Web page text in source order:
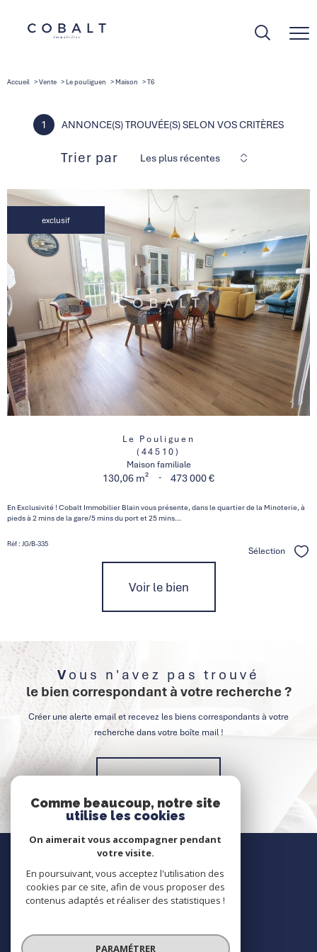
Accueil Vente Le pouliguen Maison T6
1 ANNONCE(S) TROUVÉE(S) SELON VOS CRITÈRES
Trier par Les plus récentes
exclusif
Le Pouliguen
(44510)
Maison familiale
130,06 m² - 473 000 €
En Exclusivité ! Cobalt Immobilier Blain vous présente, dans le quartier de la Minoterie, à
pieds à 2 mins de la gare/5 mins du port et 25 mins...
Réf : JG/B-335
Sélection
Voir le bien
Vous n'avez pas trouvé
le bien correspondant à votre recherche ?
Créer une alerte email et recevez les biens correspondants à votre
recherche dans votre boîte mail !
Nous contacter
Contact
Nous suivre
Comme beaucoup, notre site
utilise les cookies
On aimerait vous accompagner pendant
votre visite.
En poursuivant, vous acceptez l'utilisation des
cookies par ce site, afin de vous proposer des
contenus adaptés et réaliser des statistiques !
PARAMÉTRER